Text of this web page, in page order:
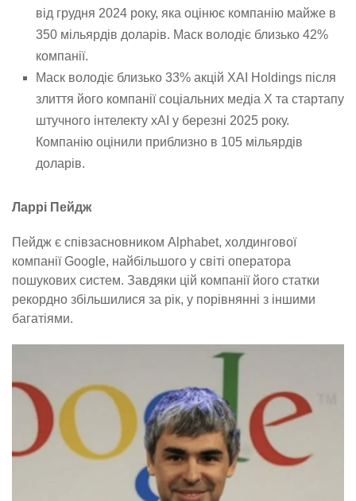
від грудня 2024 року, яка оцінює компанію майже в
350 мільярдів доларів. Маск володіє близько 42%
компанії.
Маск володіє близько 33% акцій XAI Holdings після
злиття його компанії соціальних медіа X та стартапу
штучного інтелекту xAI у березні 2025 року.
Компанію оцінили приблизно в 105 мільярдів
доларів.
Ларрі Пейдж
Пейдж є співзасновником Alphabet, холдингової
компанії Google, найбільшого у світі оператора
пошукових систем. Завдяки цій компанії його статки
рекордно збільшилися за рік, у порівнянні з іншими
багатіями.